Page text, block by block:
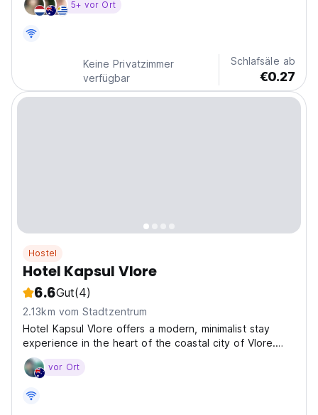
Rruga Leka Gjiknuri und bietet eine gemütliche und
5+ vor Ort
Keine Privatzimmer
verfügbar
Schlafsäle ab
€0.27
Hostel
Hotel Kapsul Vlore
6.6Gut(4)
2.13km vom Stadtzentrum
Hotel Kapsul Vlore offers a modern, minimalist stay
experience in the heart of the coastal city of Vlore.
Designed with both comfort and privacy in mind, the
hotel features innovative capsule-style rooms that
vor Ort